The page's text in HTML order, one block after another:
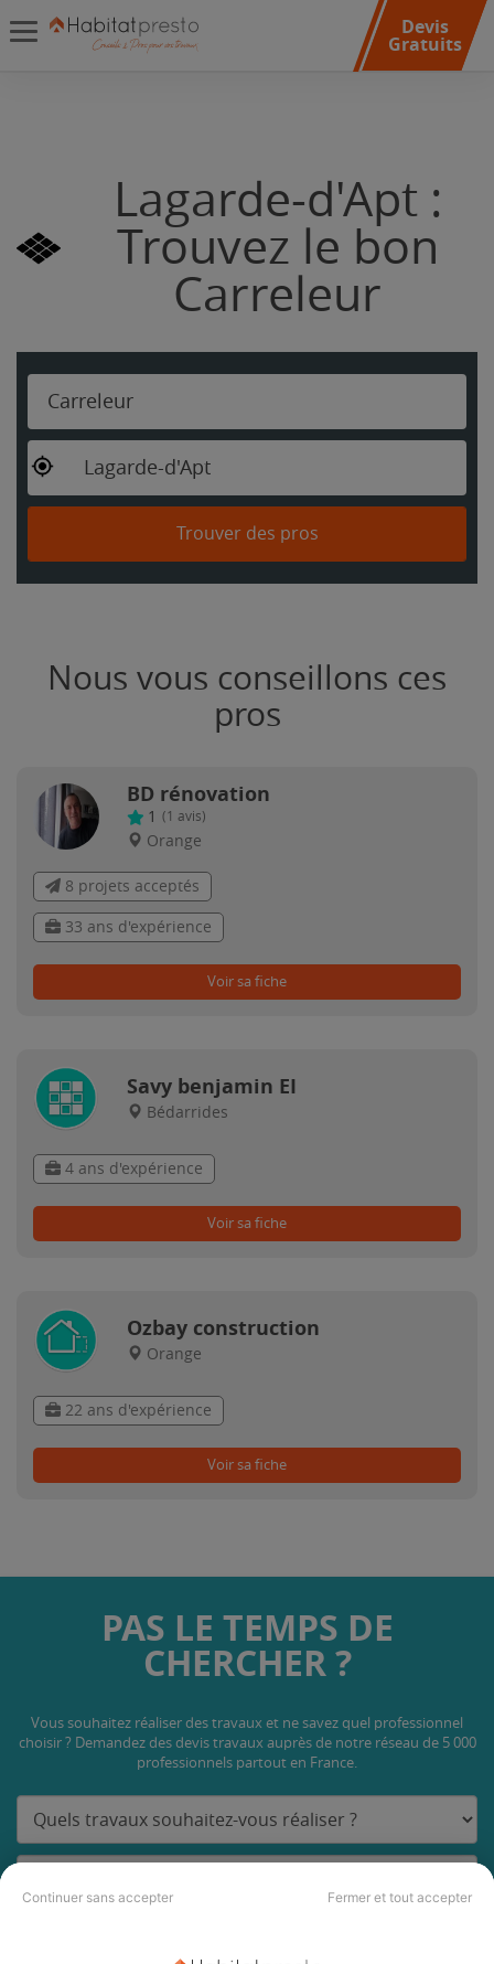
Continuer sans accepter Fermer et tout accepter
Devis
Gratuits
Lagarde-d'Apt :
Trouvez le bon
Carreleur
Carreleur
Lagarde-d'Apt
Trouver des pros
Nous vous conseillons ces
pros
BD rénovation
1 (1 avis)
Orange
8 projets acceptés
33 ans d'expérience
Voir sa fiche
Savy benjamin EI
Bédarrides
4 ans d'expérience
Voir sa fiche
Ozbay construction
Orange
22 ans d'expérience
Voir sa fiche
PAS LE TEMPS DE
CHERCHER ?
Vous souhaitez réaliser des travaux et ne savez quel professionnel
choisir ? Demandez des devis travaux auprès de notre réseau de 5 000
professionnels partout en France.